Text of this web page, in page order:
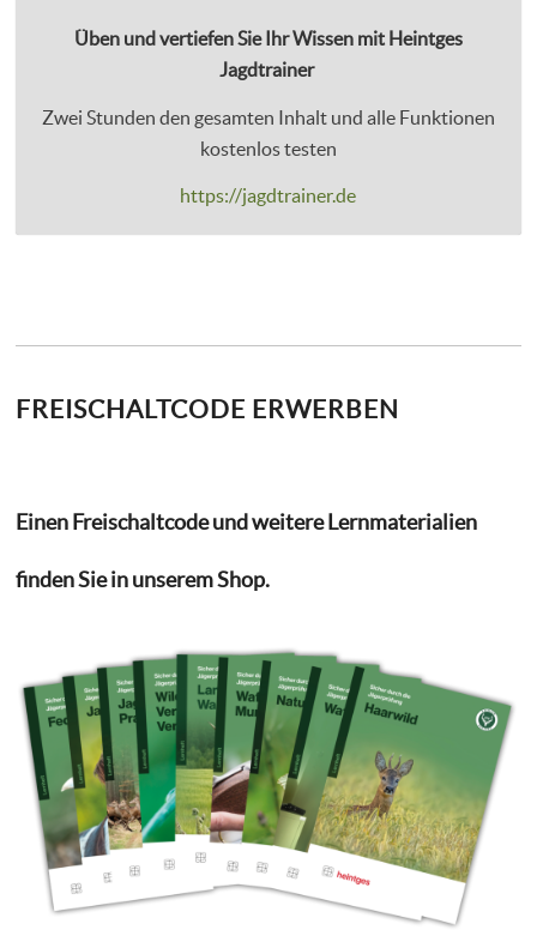
Üben und vertiefen Sie Ihr Wissen mit Heintges
Jagdtrainer
Zwei Stunden den gesamten Inhalt und alle Funktionen
kostenlos testen
https://jagdtrainer.de
FREISCHALTCODE ERWERBEN
Einen Freischaltcode und weitere Lernmaterialien
finden Sie in unserem Shop.